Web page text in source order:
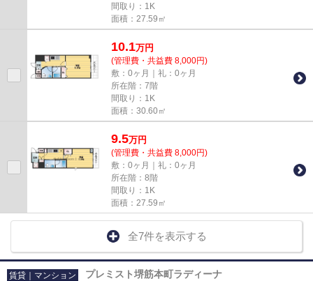
間取り：1K
面積：27.59㎡
10.1万円
(管理費・共益費 8,000円)
敷：0ヶ月｜礼：0ヶ月
所在階：7階
間取り：1K
面積：30.60㎡
9.5万円
(管理費・共益費 8,000円)
敷：0ヶ月｜礼：0ヶ月
所在階：8階
間取り：1K
面積：27.59㎡
全7件を表示する
賃貸｜マンション プレミスト堺筋本町ラディーナ